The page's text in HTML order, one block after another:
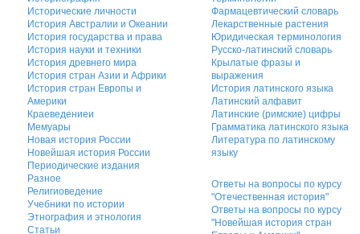
Исторические личности
История Австралии и Океании
История государства и права
История науки и техники
История древнего мира
История стран Азии и Африки
История стран Европы и
Америки
Краеведениеи
Мемуары
Новая история России
Новейшая история России
Периодические издания
Разное
Религиоведение
Учебники по истории
Этнография и этнология
Статьи
Фармацевтический словарь
Лекарственные растения
Юридическая терминология
Русско-латинский словарь
Крылатые фразы и
выражения
История латинского языка
Латинский алфавит
Латинские (римские) цифры
Грамматика латинского языка
Литература по латинскому
языку
Ответы на вопросы по курсу
"Отечественная история"
Ответы на вопросы по курсу
"Новейшая история стран